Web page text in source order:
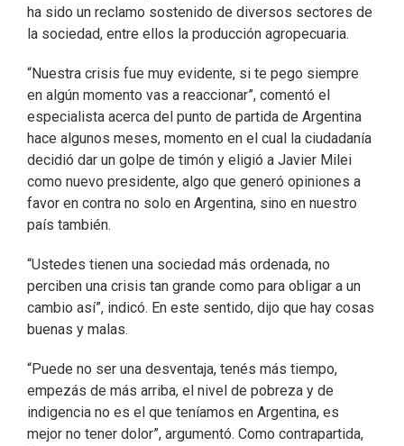
ha sido un reclamo sostenido de diversos sectores de
la sociedad, entre ellos la producción agropecuaria.
“Nuestra crisis fue muy evidente, si te pego siempre
en algún momento vas a reaccionar”, comentó el
especialista acerca del punto de partida de Argentina
hace algunos meses, momento en el cual la ciudadanía
decidió dar un golpe de timón y eligió a Javier Milei
como nuevo presidente, algo que generó opiniones a
favor en contra no solo en Argentina, sino en nuestro
país también.
“Ustedes tienen una sociedad más ordenada, no
perciben una crisis tan grande como para obligar a un
cambio así”, indicó. En este sentido, dijo que hay cosas
buenas y malas.
“Puede no ser una desventaja, tenés más tiempo,
empezás de más arriba, el nivel de pobreza y de
indigencia no es el que teníamos en Argentina, es
mejor no tener dolor”, argumentó. Como contrapartida,